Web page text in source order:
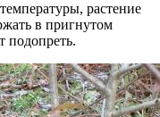
растение
в пригнутом
подопреть.